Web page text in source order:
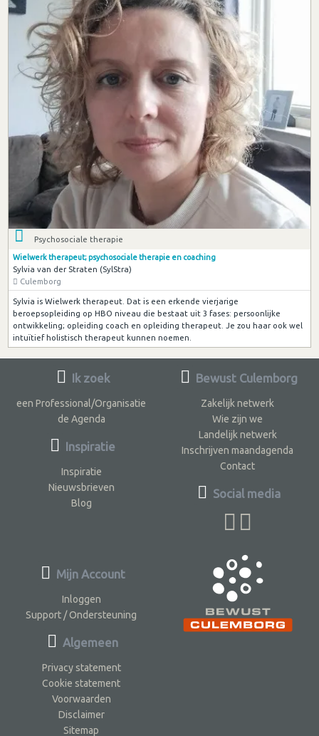
Psychosociale therapie
Wielwerk therapeut; psychosociale therapie en coaching
Sylvia van der Straten (SylStra)
Culemborg
Sylvia is Wielwerk therapeut. Dat is een erkende vierjarige
beroepsopleiding op HBO niveau die bestaat uit 3 fases: persoonlijke
ontwikkeling; opleiding coach en opleiding therapeut. Je zou haar ook wel
intuïtief holistisch therapeut kunnen noemen.
Ik zoek
een Professional/Organisatie
de Agenda
Inspiratie
Inspiratie
Nieuwsbrieven
Blog
Bewust Culemborg
Zakelijk netwerk
Wie zijn we
Landelijk netwerk
Inschrijven maandagenda
Contact
Social media
Mijn Account
Inloggen
Support / Ondersteuning
Algemeen
Privacy statement
Cookie statement
Voorwaarden
Disclaimer
Sitemap